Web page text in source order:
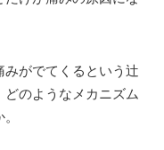
みがでてくるという辻
のようなメカニズム